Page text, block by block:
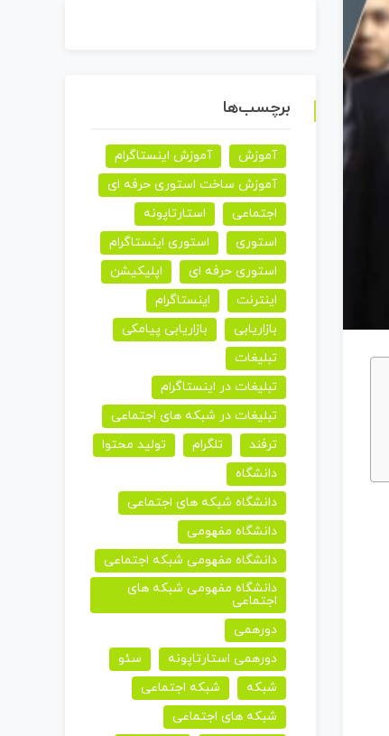
برچسب‌ها
آموزش
آموزش اینستاگرام
آموزش ساخت استوری حرفه ای
اجتماعی
استارتاپونه
استوری
استوری اینستاگرام
استوری حرفه ای
اپلیکیشن
اینترنت
اینستاگرام
بازاریابی
بازاریابی پیامکی
تبلیغات
تبلیغات در اینستاگرام
تبلیغات در شبکه های اجتماعی
ترفند
تلگرام
تولید محتوا
دانشگاه
دانشگاه شبکه های اجتماعی
دانشگاه مفهومی
دانشگاه مفهومی شبکه اجتماعی
دانشگاه مفهومی شبکه های
اجتماعی
دورهمی
دورهمی استارتاپونه
سئو
شبکه
شبکه اجتماعی
شبکه های اجتماعی